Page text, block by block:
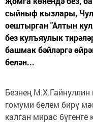
сыйныф кызлары,
оештырган "Алтын
без кулъяулык
башмак бәйләргә
белән...
Безнең
гомуми белем бирү
калган мирас